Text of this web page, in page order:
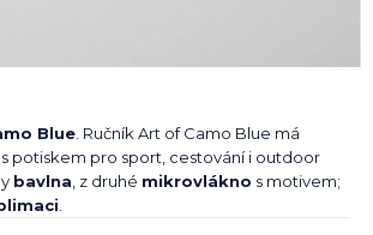
Blue. Ručník Art of Camo Blue má
potiskem pro sport, cestování i outdoor
bavlna, z druhé mikrovlákno s motivem;
.